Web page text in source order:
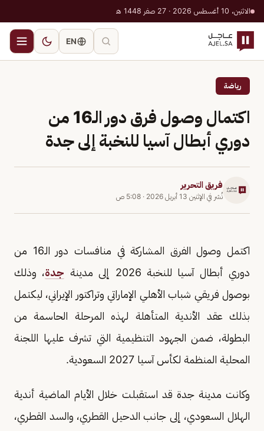
الاثنين، 10 أغسطس 2026 · 27 صفر 1448 هـ
EN
رياضة
اكتمال وصول فرق دور الـ16 من
دوري أبطال آسيا للنخبة إلى جدة
فريق التحرير
نُشر في الإثنين 13 أبريل 2026 · 5:08 ص
اكتمل وصول الفرق المشاركة في منافسات دور الـ16 من
دوري أبطال آسيا للنخبة 2026 إلى مدينة
جدة، وذلك
بوصول فريقي شباب الأهلي الإماراتي وتراكتور الإيراني، ليكتمل
بذلك عقد الأندية المتأهلة لهذه المرحلة الحاسمة من
البطولة، ضمن الجهود التنظيمية التي تشرف عليها اللجنة
المحلية المنظمة لكأس آسيا 2027 السعودية.
وكانت مدينة جدة قد استقبلت خلال الأيام الماضية أندية
الهلال السعودي، إلى جانب الدحيل القطري، والسد القطري،